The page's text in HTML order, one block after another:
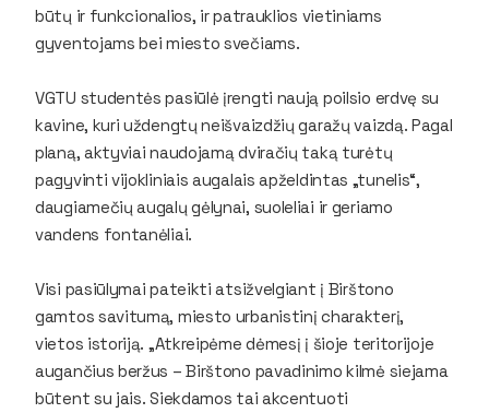
būtų ir funkcionalios, ir patrauklios vietiniams
gyventojams bei miesto svečiams.
VGTU studentės pasiūlė įrengti naują poilsio erdvę su
kavine, kuri uždengtų neišvaizdžių garažų vaizdą. Pagal
planą, aktyviai naudojamą dviračių taką turėtų
pagyvinti vijokliniais augalais apželdintas „tunelis“,
daugiamečių augalų gėlynai, suoleliai ir geriamo
vandens fontanėliai.
Visi pasiūlymai pateikti atsižvelgiant į Birštono
gamtos savitumą, miesto urbanistinį charakterį,
vietos istoriją. „Atkreipėme dėmesį į šioje teritorijoje
augančius beržus – Birštono pavadinimo kilmė siejama
būtent su jais. Siekdamos tai akcentuoti